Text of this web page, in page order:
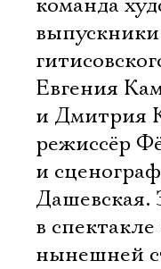
команда
выпускники
Евгения
и Дмитрия
режиссёр
и
Дашевская.
в
нынешней